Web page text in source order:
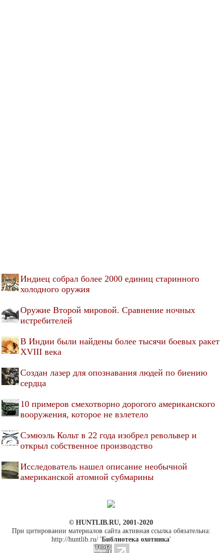
Индиец собрал более 2000 единиц старинного
холодного оружия
Оружие Второй мировой. Сравнение ночных
истребителей
В Индии были найдены более тысячи боевых ракет
XVIII века
Создан лазер для опознавания людей по биению
сердца
10 примеров смехотворно дорогого американского
вооружения, которое не взлетело
Сэмюэль Кольт в 22 года изобрел револьвер и
открыл собственное производство
Исследователь нашел описание необычной
американской атомной субмарины
© HUNTLIB.RU, 2001-2020
При цитировании материалов сайта активная ссылка обязательна:
http://huntlib.ru/ 'Библиотека охотника'